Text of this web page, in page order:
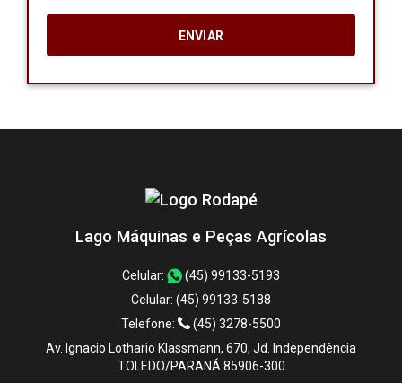
Lago Máquinas e Peças Agrícolas
Celular:
(45) 99133-5193
Celular: (45) 99133-5188
Telefone:
(45) 3278-5500
Av. Ignacio Lothario Klassmann, 670, Jd. Independência
TOLEDO/PARANÁ 85906-300